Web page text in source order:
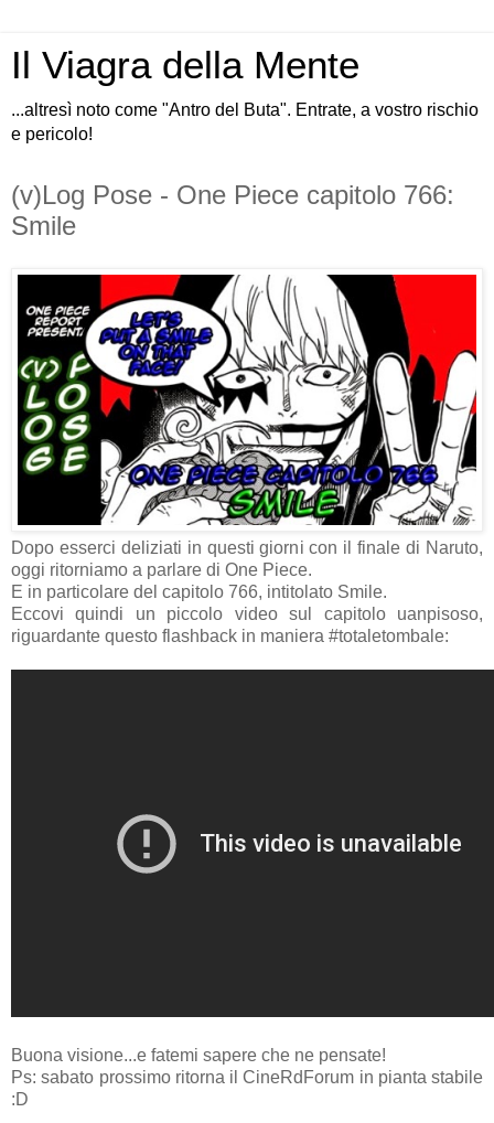
Il Viagra della Mente
...altresì noto come "Antro del Buta". Entrate, a vostro rischio
e pericolo!
(v)Log Pose - One Piece capitolo 766:
Smile
Dopo esserci deliziati in questi giorni con il finale di Naruto,
oggi ritorniamo a parlare di One Piece.
E in particolare del capitolo 766, intitolato Smile.
Eccovi quindi un piccolo video sul capitolo uanpisoso,
riguardante questo flashback in maniera #totaletombale:
Buona visione...e fatemi sapere che ne pensate!
Ps: sabato prossimo ritorna il CineRdForum in pianta stabile
:D